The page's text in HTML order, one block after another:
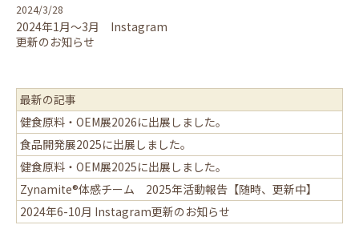
2024/3/28
2024年1月～3月 Instagram
更新のお知らせ
最新の記事
健食原料・OEM展2026に出展しました。
食品開発展2025に出展しました。
健食原料・OEM展2025に出展しました。
Zynamite®体感チーム 2025年活動報告【随時、更新中】
2024年6-10月 Instagram更新のお知らせ